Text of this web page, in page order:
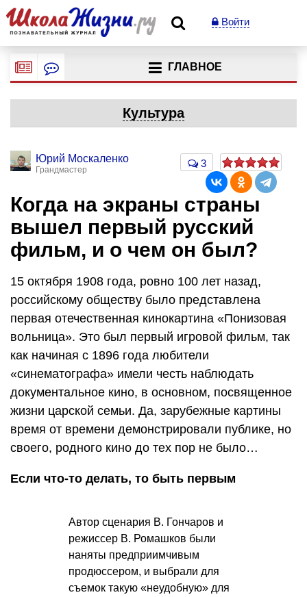
Войти
ГЛАВНОЕ
Культура
Юрий Москаленко
Грандмастер
3
Когда на экраны страны
вышел первый русский
фильм, и о чем он был?
15 октября 1908 года, ровно 100 лет назад,
российскому обществу было представлена
первая отечественная кинокартина «Понизовая
вольница». Это был первый игровой фильм, так
как начиная с 1896 года любители
«синематографа» имели честь наблюдать
документальное кино, в основном, посвященное
жизни царской семьи. Да, зарубежные картины
время от времени демонстрировали публике, но
своего, родного кино до тех пор не было…
Если что-то делать, то быть первым
Автор сценария В. Гончаров и
режиссер В. Ромашков были
наняты предприимчивым
продюссером, и выбрали для
съемок такую «неудобную» для